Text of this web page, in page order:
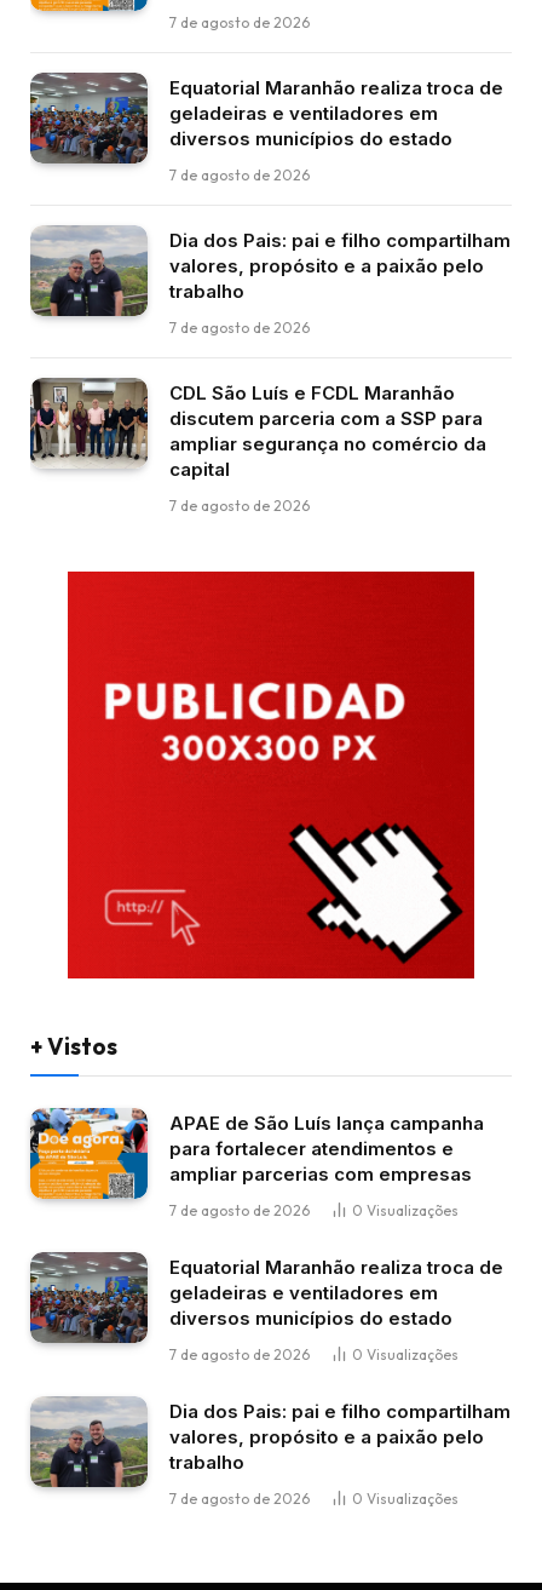
7 de agosto de 2026
Equatorial Maranhão realiza troca de
geladeiras e ventiladores em
diversos municípios do estado
7 de agosto de 2026
Dia dos Pais: pai e filho compartilham
valores, propósito e a paixão pelo
trabalho
7 de agosto de 2026
CDL São Luís e FCDL Maranhão
discutem parceria com a SSP para
ampliar segurança no comércio da
capital
7 de agosto de 2026
+ Vistos
APAE de São Luís lança campanha
para fortalecer atendimentos e
ampliar parcerias com empresas
7 de agosto de 2026 0 Visualizações
Equatorial Maranhão realiza troca de
geladeiras e ventiladores em
diversos municípios do estado
7 de agosto de 2026 0 Visualizações
Dia dos Pais: pai e filho compartilham
valores, propósito e a paixão pelo
trabalho
7 de agosto de 2026 0 Visualizações